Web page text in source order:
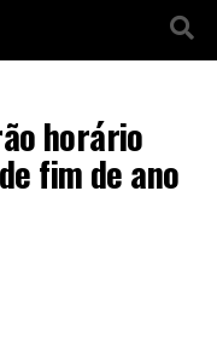
horário
fim de ano